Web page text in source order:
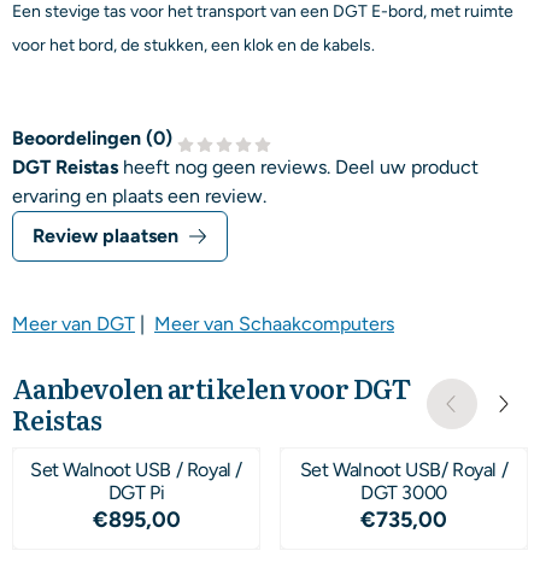
Een stevige tas voor het transport van een DGT E-bord, met ruimte
voor het bord, de stukken, een klok en de kabels.
Beoordelingen (0)
DGT Reistas heeft nog geen reviews. Deel uw product
ervaring en plaats een review.
Review plaatsen
Meer van DGT | Meer van Schaakcomputers
Aanbevolen artikelen voorDGT
Reistas
Set Walnoot USB / Royal /
DGT Pi
Prijs: 895,00
€895,00
Set Walnoot USB/ Royal /
DGT 3000
Prijs: 735,00
€735,00